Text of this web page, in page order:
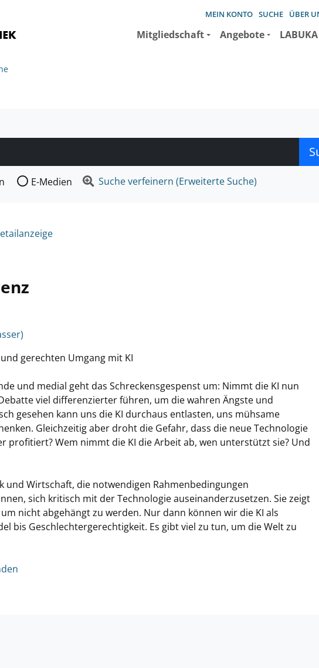
MEIN KONTO SUCHE ÜBER
Mitgliedschaft Angebote LABUKA
der Sie suchen wollen.
E-Medien Suche verfeinern (Erweiterte Suche)
gerechten Umgang mit KI
und medial geht das Schreckensgespenst um: Nimmt die KI nun
viel differenzierter führen, um die wahren Ängste und
gesehen kann uns die KI durchaus entlasten, uns mühsame
Gleichzeitig aber droht die Gefahr, dass die neue Technologie
profitiert? Wem nimmt die KI die Arbeit ab, wen unterstützt sie? Und
und Wirtschaft, die notwendigen Rahmenbedingungen
sich kritisch mit der Technologie auseinanderzusetzen. Sie zeigt
nicht abgehängt zu werden. Nur dann können wir die KI als
bis Geschlechtergerechtigkeit. Es gibt viel zu tun, um die Welt zu